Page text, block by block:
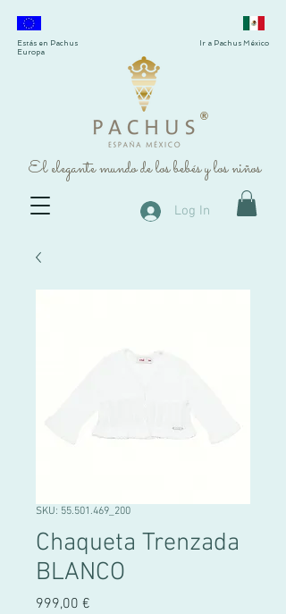
®
El elegante mundo de los bebés y los niños
Estás en Pachus
Europa
Ir a Pachus México
Log In
SKU: 55.501.469_200
Chaqueta Trenzada
BLANCO
999,00 €